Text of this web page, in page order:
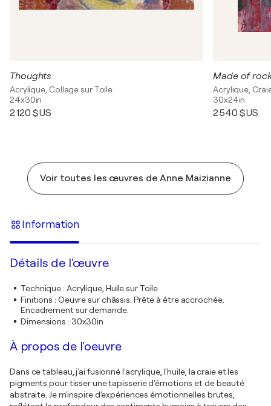
Thoughts
Acrylique, Collage sur Toile
24x30in
2 120 $US
Made of
Acrylique,
30x24in
2 540 $US
Voir toutes les œuvres de Anne Maizianne
Information
Détails de l'œuvre
Technique: Acrylique, Huile sur Toile
Finitions : Oeuvre sur châssis. Prête à être accrochée.
Encadrement sur demande.
Dimensions : 30x30in
À propos de l'oeuvre
Dans ce tableau, j'ai fusionné l'acrylique, l'huile, la craie et les
pigments pour tisser une tapisserie d'émotions et de beauté
abstraite. Je m'inspire d'expériences émotionnelles brutes,